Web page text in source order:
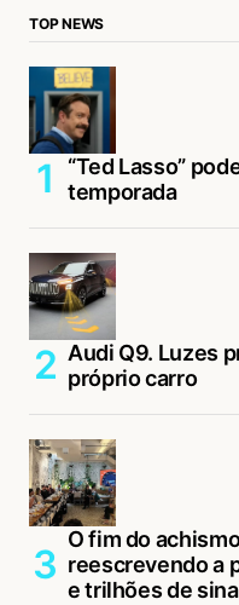
TOP NEWS
“Ted Lasso”
temporada
Audi Q9. Luzes
próprio carro
O fim do
reescrevendo a
e trilhões de